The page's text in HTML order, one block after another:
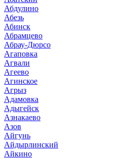
Абдулино
Абезь
Абинск
Абрамцево
Абрау-Дюрсо
Агаповка
Агвали
Агеево
Агинское
Агрыз
Адамовка
Адыгейск
Азнакаево
Азов
Айгунь
Айдырлинский
Айкино